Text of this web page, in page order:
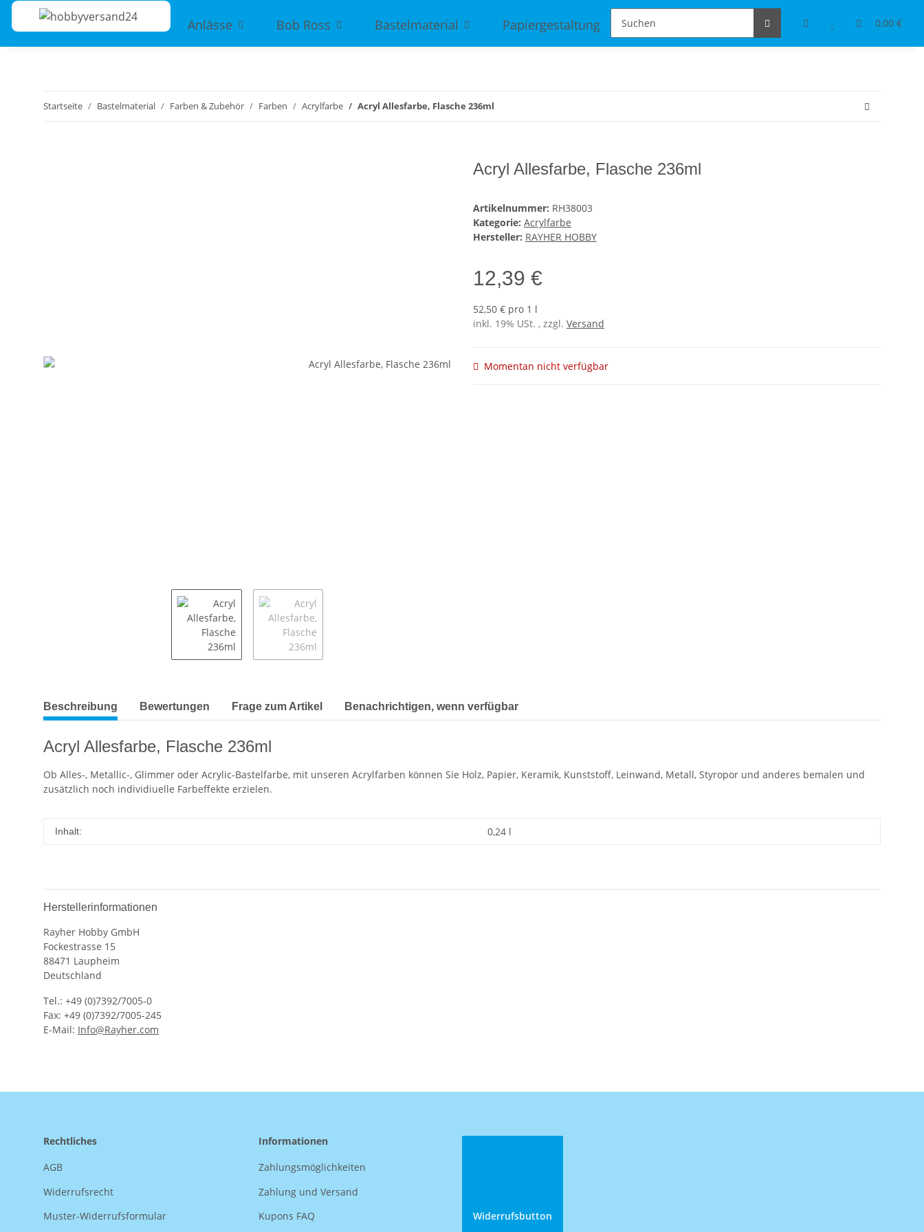
0,00 €
Anlässe Bob Ross Bastelmaterial Papiergestaltung Schmuckdesign Tischdeko & Accessoires
Startseite Bastelmaterial Farben & Zubehör Farben Acrylfarbe Acryl Allesfarbe, Flasche 236ml
Acryl Allesfarbe, Flasche 236ml
Artikelnummer: RH38003
Kategorie: Acrylfarbe
Hersteller: RAYHER HOBBY
12,39 €
52,50 € pro 1 l
inkl. 19% USt. , zzgl. Versand
Momentan nicht verfügbar
Beschreibung Bewertungen Frage zum Artikel Benachrichtigen, wenn verfügbar
Acryl Allesfarbe, Flasche 236ml
Ob Alles-, Metallic-, Glimmer oder Acrylic-Bastelfarbe, mit unseren Acrylfarben können Sie Holz, Papier, Keramik, Kunststoff, Leinwand, Metall, Styropor und anderes bemalen und
zusätzlich noch individiuelle Farbeffekte erzielen.
Inhalt: 0,24 l
Herstellerinformationen
Rayher Hobby GmbH
Fockestrasse 15
88471 Laupheim
Deutschland
Tel.: +49 (0)7392/7005-0
Fax: +49 (0)7392/7005-245
E-Mail: Info@Rayher.com
Rechtliches
AGB
Widerrufsrecht
Muster-Widerrufsformular
Informationen
Zahlungsmöglichkeiten
Zahlung und Versand
Kupons FAQ
Widerrufsbutton